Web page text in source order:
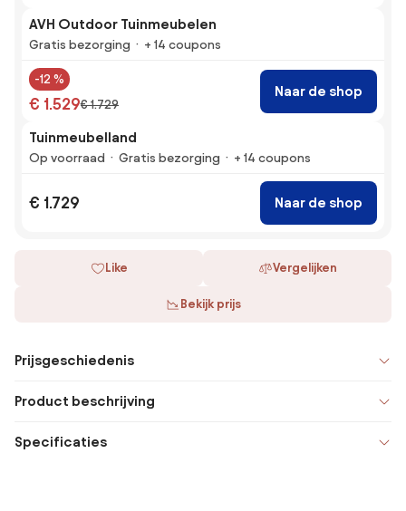
AVH Outdoor Tuinmeubelen
Gratis bezorging + 14 coupons
-12 %
€ 1.529€ 1.729
Naar de shop
Tuinmeubelland
Op voorraad Gratis bezorging + 14 coupons
€ 1.729 Naar de shop
Like Vergelijken
Bekijk prijs
Prijsgeschiedenis
Product beschrijving
Specificaties